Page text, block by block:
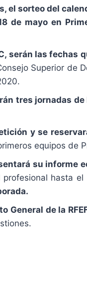
el sorteo del
de mayo en
serán las fechas
Superior de
tres jornadas
y se
equipos de
su informe
profesional hasta
General de la